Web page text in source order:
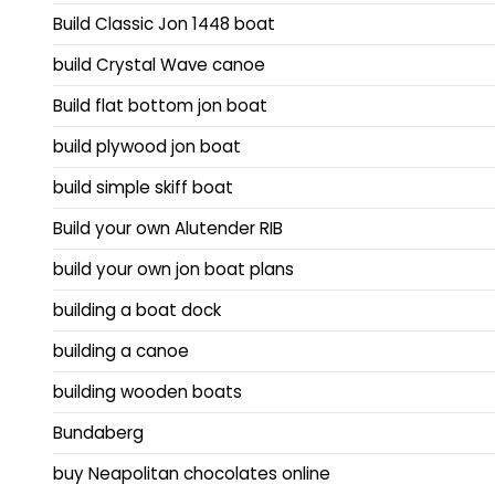
Build Classic Jon 1448 boat
build Crystal Wave canoe
Build flat bottom jon boat
build plywood jon boat
build simple skiff boat
Build your own Alutender RIB
build your own jon boat plans
building a boat dock
building a canoe
building wooden boats
Bundaberg
buy Neapolitan chocolates online